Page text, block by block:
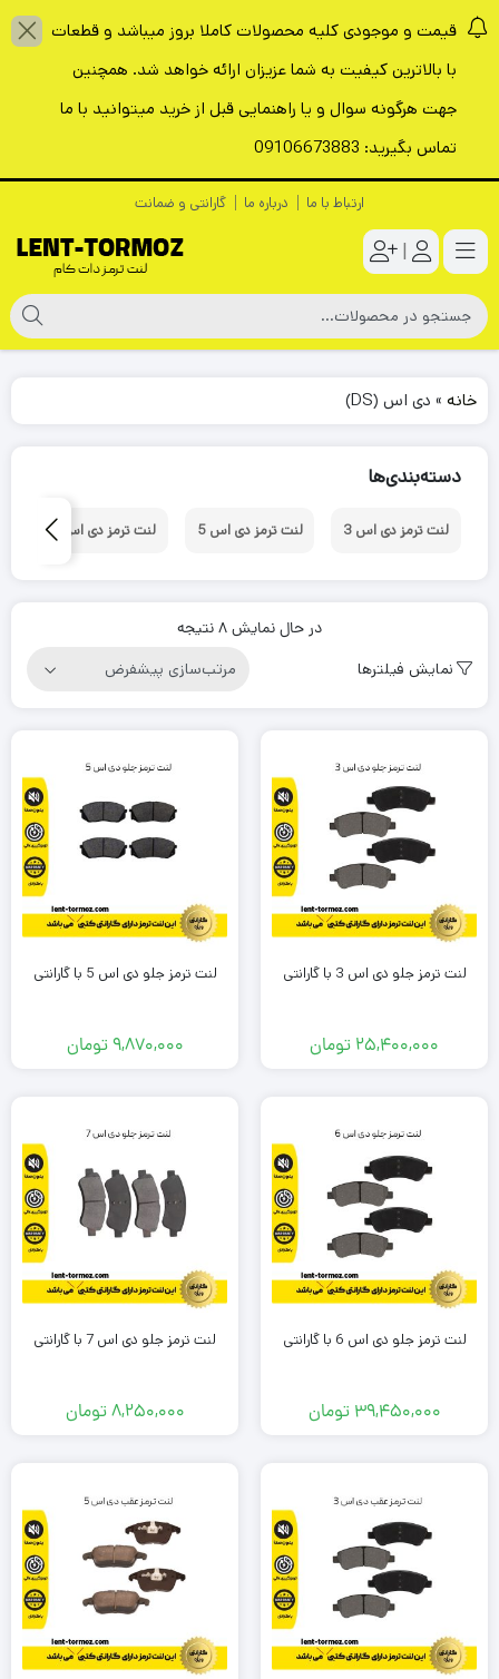
قیمت و موجودی کلیه محصولات کاملا بروز میباشد و قطعات
با بالاترین کیفیت به شما عزیزان ارائه خواهد شد. همچنین
جهت هرگونه سوال و یا راهنمایی قبل از خرید میتوانید با ما
تماس بگیرید: 09106673883
ارتباط با ما درباره ما گارانتی و ضمانت
|
خانه » دی اس (DS)
دسته‌بندی‌ها
لنت ترمز دی اس 3 لنت ترمز دی اس 5 لنت ترمز دی اس 6
در حال نمایش 8 نتیجه
نمایش فیلترها
لنت ترمز جلو دی اس 3 با گارانتی
25,400,000 تومان
لنت ترمز جلو دی اس 5 با گارانتی
9,870,000تومان
لنت ترمز جلو دی اس 6 با گارانتی
39,450,000 تومان
لنت ترمز جلو دی اس 7 با گارانتی
8,250,000تومان